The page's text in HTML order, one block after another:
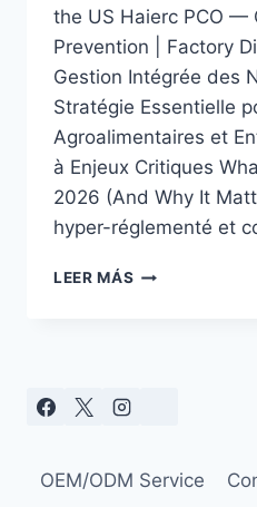
the US Haierc PCO —
Prevention | Factory
Gestion Intégrée des
Stratégie Essentielle
Agroalimentaires et
à Enjeux Critiques
2026 (And Why It
hyper-réglementé et
LEER MÁS LA
ESSENTIELLE
OEM/ODM Service